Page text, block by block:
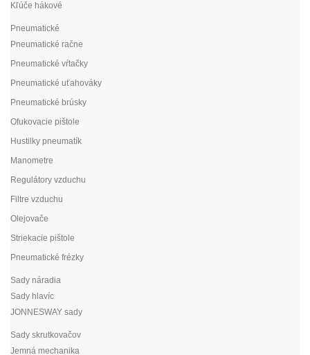
Kľúče hákové
Pneumatické
Pneumatické račne
Pneumatické vŕtačky
Pneumatické uťahováky
Pneumatické brúsky
Ofukovacie pištole
Hustilky pneumatík
Manometre
Regulátory vzduchu
Filtre vzduchu
Olejovače
Striekacie pištole
Pneumatické frézky
Sady náradia
Sady hlavíc
JONNESWAY sady
Sady skrutkovačov
Jemná mechanika